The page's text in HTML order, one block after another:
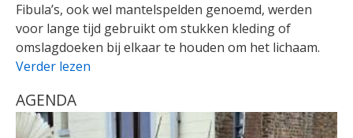
Fibula’s, ook wel mantelspelden genoemd, werden
voor lange tijd gebruikt om stukken kleding of
omslagdoeken bij elkaar te houden om het lichaam.
Verder lezen
AGENDA